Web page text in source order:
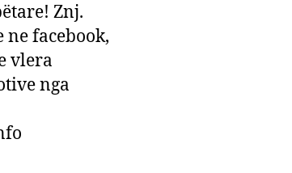
Znj.
facebook,
vlera
nga